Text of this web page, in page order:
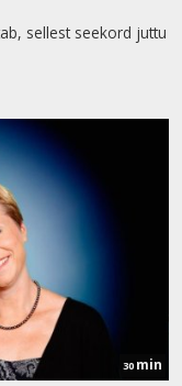
sellest seekord juttu
30 min